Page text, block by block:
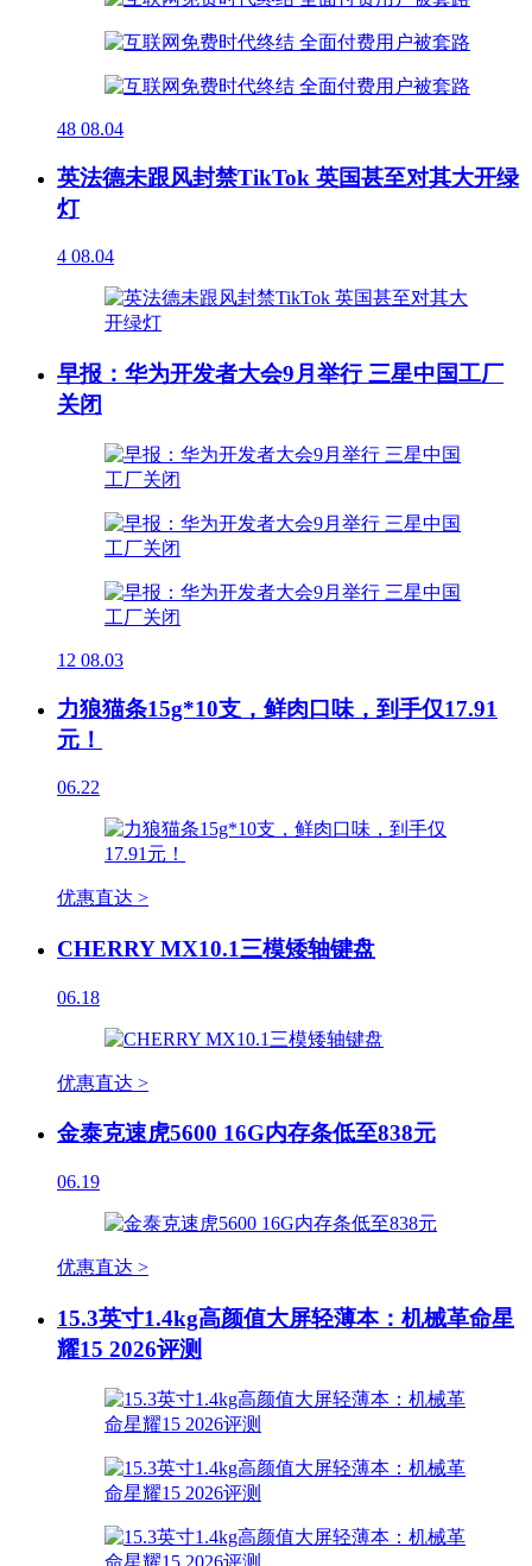
48 08.04
英法德未跟风封禁TikTok 英国甚至对其大开绿
灯
4 08.04
早报：华为开发者大会9月举行 三星中国工厂
关闭
12 08.03
力狼猫条15g*10支，鲜肉口味，到手仅17.91
元！
06.22
优惠直达 >
CHERRY MX10.1三模矮轴键盘
06.18
优惠直达 >
金泰克速虎5600 16G内存条低至838元
06.19
优惠直达 >
15.3英寸1.4kg高颜值大屏轻薄本：机械革命星
耀15 2026评测